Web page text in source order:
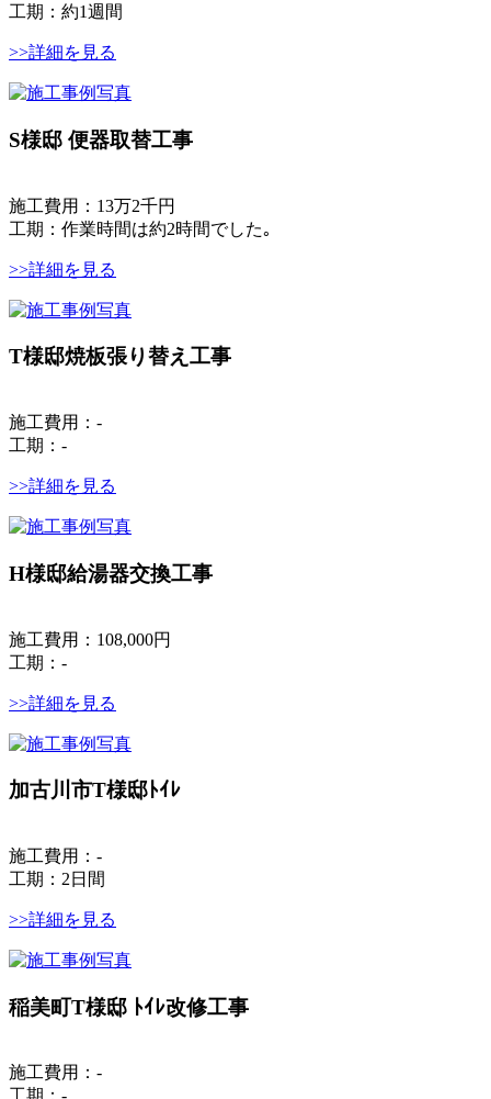
工期：約1週間
>>詳細を見る
S様邸 便器取替工事
施工費用：13万2千円
工期：作業時間は約2時間でした｡
>>詳細を見る
T様邸焼板張り替え工事
施工費用：-
工期：-
>>詳細を見る
H様邸給湯器交換工事
施工費用：108,000円
工期：-
>>詳細を見る
加古川市T様邸ﾄｲﾚ
施工費用：-
工期：2日間
>>詳細を見る
稲美町T様邸 ﾄｲﾚ改修工事
施工費用：-